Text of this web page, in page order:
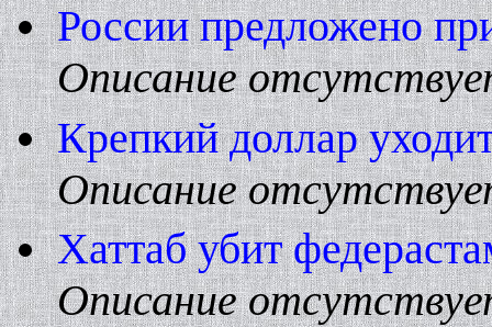
России предложено
Описание
Крепкий доллар
Описание
Хаттаб убит
Описание